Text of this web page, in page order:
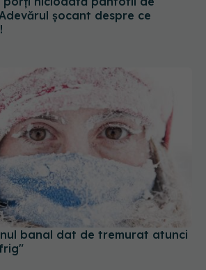
șocant despre ce
banal dat de tremurat atunci